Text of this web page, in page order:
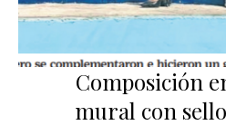
Composición
mural con